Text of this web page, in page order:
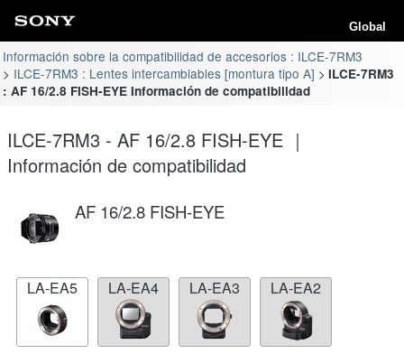
Global
Información sobre la compatibilidad de accesorios : ILCE-7RM3
ILCE-7RM3 : Lentes intercambiables [montura tipo A]
ILCE-7RM3
: AF 16/2.8 FISH-EYE Información de compatibilidad
ILCE-7RM3 - AF 16/2.8 FISH-EYE ｜
Información de compatibilidad
AF 16/2.8 FISH-EYE
LA-EA5 LA-EA4 LA-EA3 LA-EA2